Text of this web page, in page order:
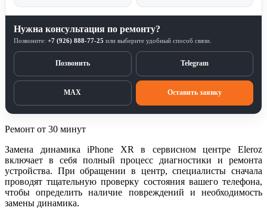
Нужна консультация по ремонту?
Позвоните: +7 (926) 888-77-25 или выберите удобный способ связи.
Позвонить Telegram
MAX Оставить заявку
Ремонт от 30 минут
Замена динамика iPhone XR в сервисном центре Eleroz
включает в себя полный процесс диагностики и ремонта
устройства. При обращении в центр, специалисты сначала
проводят тщательную проверку состояния вашего телефона,
чтобы определить наличие повреждений и необходимость
замены динамика.